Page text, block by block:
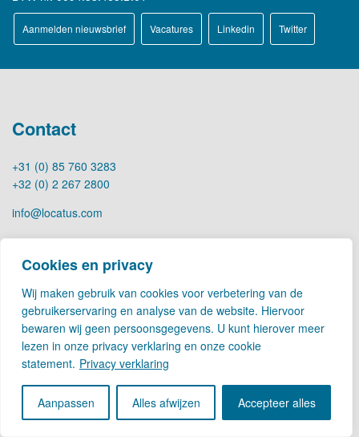
Cookies en privacy
Wij maken gebruik van cookies voor verbetering van de
gebruikerservaring en analyse van de website. Hiervoor
bewaren wij geen persoonsgegevens. U kunt hierover meer
lezen in onze privacy verklaring en onze cookie
statement. Privacy verklaring
Aanpassen Alles afwijzen Accepteer alles
Aanmelden nieuwsbrief Vacatures Linkedin Twitter
Contact
+31 (0) 85 760 3283
+32 (0) 2 267 2800
info@locatus.com
Nederland (hoofdkantoor)
Creative Valley
Stationsplein 32
3511 ED Utrecht
België
Cantersteen 47
1000 Brussel